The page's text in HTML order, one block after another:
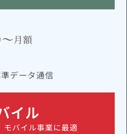
月額
データ通信
イル
モバイル事業に最適